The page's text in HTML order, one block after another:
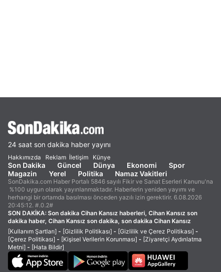
24 saat son dakika haber yayını
Hakkımızda Reklam İletişim Künye
Son Dakika Güncel Dünya Ekonomi
Spor
Magazin
Yerel Politika Namaz Vakitleri
SonDakika.com Haber Portalı 5846 sayılı Fikir ve Sanat Eserleri Kanunu'na
%100 uygun olarak yayınlanmaktadır. Haberlerin yeniden yayımı ve
herhangi bir ortamda basılması önceden yazılı izin gerektirir. 6.08.2026
20:45:12. #.0.2#
SON DAKİKA: Son dakika Cihan Kansız haberleri, Cihan Kansız son
dakika haber, Cihan Kansız son dakika, son dakika Cihan Kansız
[Kullanım Şartları] - [Gizlilik Politikası] - [Gizlilik ve Çerez Politikası] -
[Çerez Politikası] - [Kişisel Verilerin Korunması] - [Ziyaretçi Aydınlatma
Metni] - [Hata Bildir]